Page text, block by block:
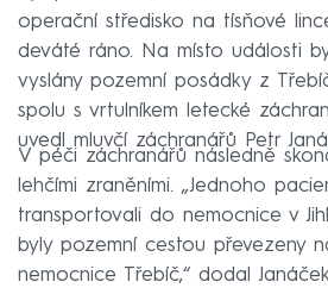
operační středisko na tísňové
deváté ráno. Na místo události
vyslány pozemní posádky z
spolu s vrtulníkem letecké
uvedl mluvčí záchranářů Petr
V péči záchranářů následně
lehčími zraněními. „Jednoho
transportovali do nemocnice v
byly pozemní cestou převezeny
nemocnice Třebíč,“ dodal